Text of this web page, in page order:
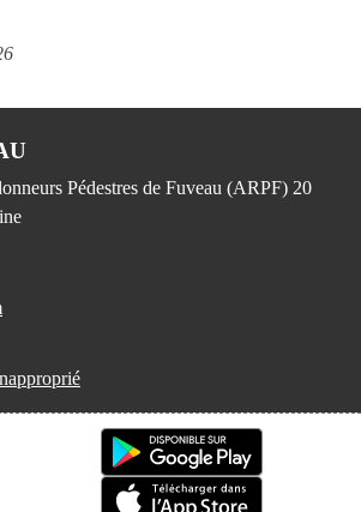
Pédestres de Fuveau (ARPF) 20